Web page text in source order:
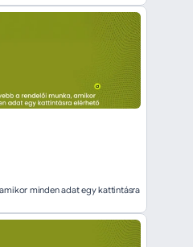
minden adat egy kattintásra